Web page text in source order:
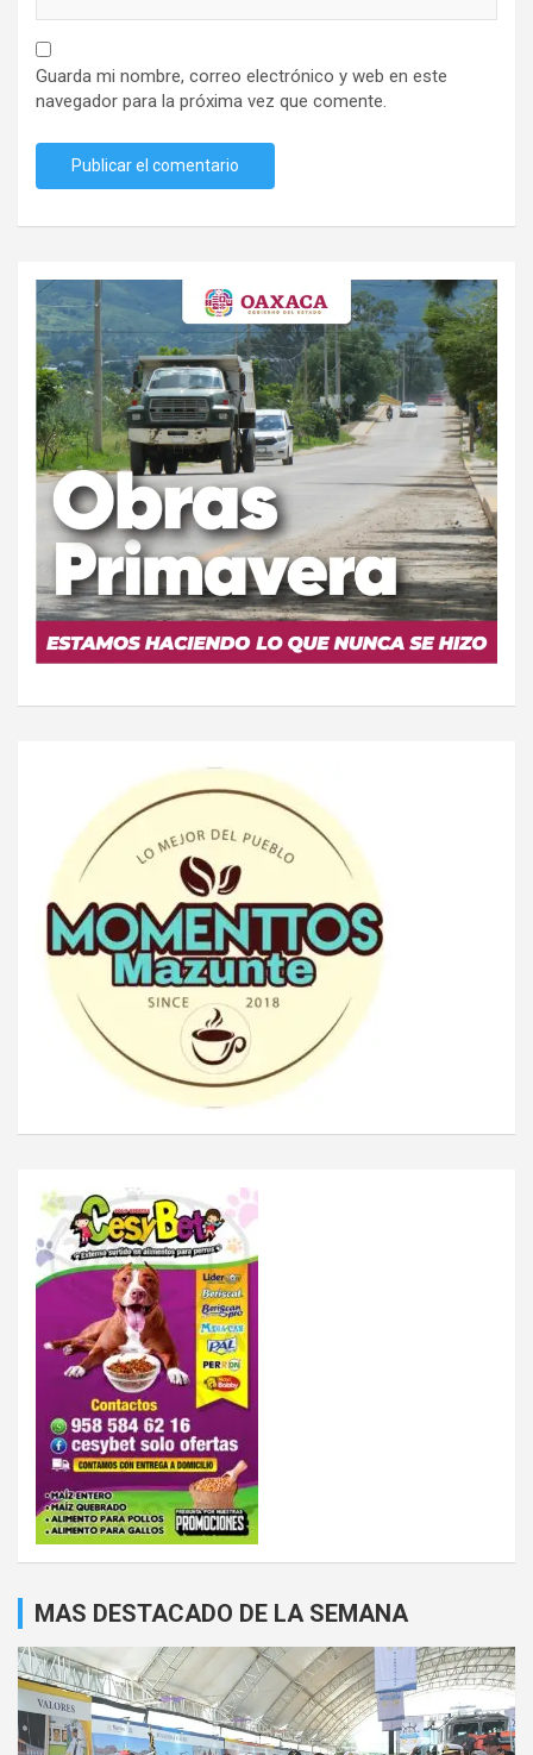
Guarda mi nombre, correo electrónico y web en este
navegador para la próxima vez que comente.
MAS DESTACADO DE LA SEMANA